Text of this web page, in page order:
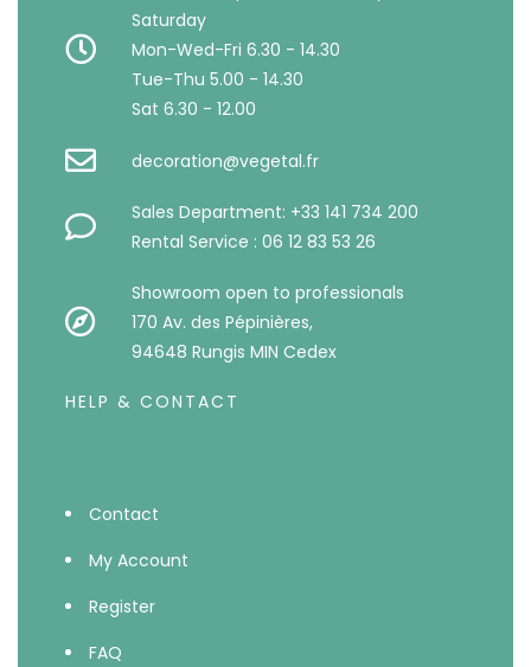
Saturday
Mon-Wed-Fri 6.30 - 14.30
Tue-Thu 5.00 - 14.30
Sat 6.30 - 12.00
decoration@vegetal.fr
Sales Department: +33 141 734 200
Rental Service : 06 12 83 53 26
Showroom open to professionals
170 Av. des Pépinières,
94648 Rungis MIN Cedex
HELP & CONTACT
Contact
My Account
Register
FAQ